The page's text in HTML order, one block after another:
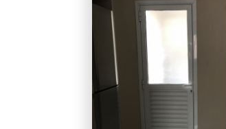
A Esquadriflex teve a
profissionais é
Você busca por
esquadrias, a